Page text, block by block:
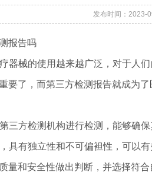
发布时间：2023-
报告吗
器械的使用越来越广泛，对于人
要了，而第三方检测报告就成为了
三方检测机构进行检测，能够确
具有独立性和不可偏袒性，可以
量和安全性做出判断，并选择符合